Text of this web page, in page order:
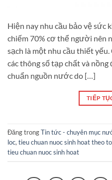
Hiện nay nhu cầu bảo vệ sức
chiếm 70% cơ thể người nên
sạch là một nhu cầu thiết
các thông số tạp chất và
chuẩn nguồn nước do […]
TIẾP
Đăng trongTin tức - chuyên mục
loc, tieu chuan nuoc sinh hoat theo
tieu chuan nuoc sinh hoat